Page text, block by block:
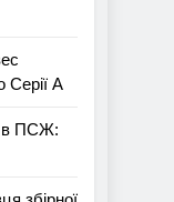
Серії А
в ПСЖ: